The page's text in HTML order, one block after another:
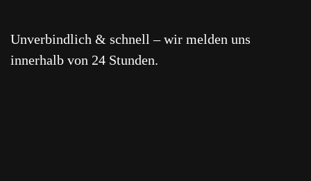
Unverbindlich & schnell – wir melden uns
innerhalb von 24 Stunden.